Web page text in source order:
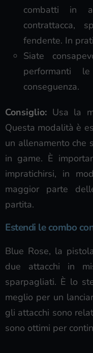
combatti in
contrattacca,
fendente. In
Siate
performanti
conseguenza.
Consiglio: Usa la
Questa modalità è
un allenamento che
in game. È
impratichirsi, in
maggior parte
partita.
Estendi le combo
Blue Rose, la
due attacchi in
sparpagliati. È lo
meglio per un
gli attacchi sono
sono ottimi per